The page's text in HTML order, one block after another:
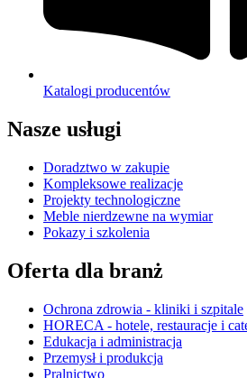
Katalogi producentów
Nasze usługi
Doradztwo w zakupie
Kompleksowe realizacje
Projekty technologiczne
Meble nierdzewne na wymiar
Pokazy i szkolenia
Oferta dla branż
Ochrona zdrowia - kliniki i szpitale
HORECA - hotele, restauracje i
Edukacja i administracja
Przemysł i produkcja
Pralnictwo